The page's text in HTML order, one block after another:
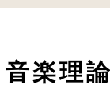
楽理